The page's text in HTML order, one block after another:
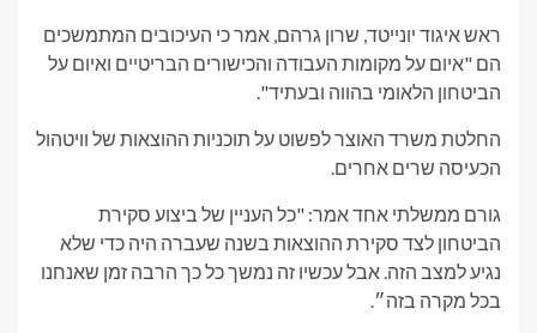
ראש איגוד יונייטד, שרון גרהם, אמר כי העיכובים המתמשכים
הם "איום על מקומות העבודה והכישורים הבריטיים ואיום על
הביטחון הלאומי בהווה ובעתיד".
החלטת משרד האוצר לפשוט על תוכניות ההוצאות של וויטהול
הכעיסה שרים אחרים.
גורם ממשלתי אחד אמר: "כל העניין של ביצוע סקירת
הביטחון לצד סקירת ההוצאות בשנה שעברה היה כדי שלא
נגיע למצב הזה. אבל עכשיו זה נמשך כל כך הרבה זמן שאנחנו
בכל מקרה בזה״.